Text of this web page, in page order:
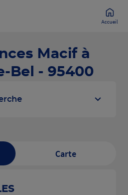
Accueil
Macif à
Bel - 95400
Carte